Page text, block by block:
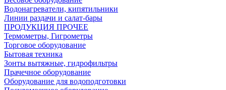
Водонагреватели, кипятильники
Линии раздачи и салат-бары
ПРОДУКЦИЯ ПРОЧЕЕ
Термометры, Гигрометры
Торговое оборудование
Бытовая техника
Зонты вытяжные, гидрофильтры
Прачечное оборудование
Оборудование для водоподготовки